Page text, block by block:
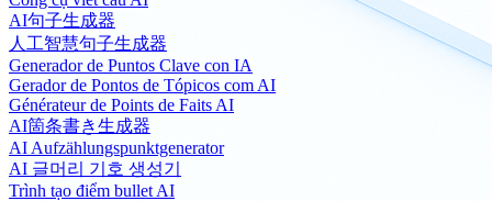
AI句子生成器
人工智慧句子生成器
Generador de Puntos Clave con IA
Gerador de Pontos de Tópicos com AI
Générateur de Points de Faits AI
AI箇条書き生成器
AI Aufzählungspunktgenerator
AI 글머리 기호 생성기
Trình tạo điểm bullet AI